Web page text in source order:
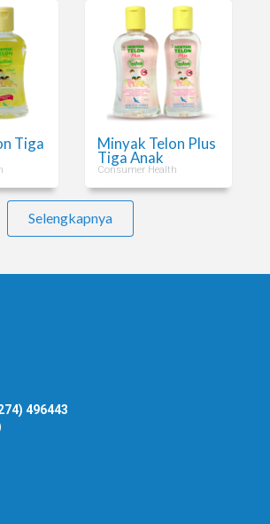
Tiga Minyak Telon Plus
Tiga Anak
Consumer Health
Selengkapnya
496443